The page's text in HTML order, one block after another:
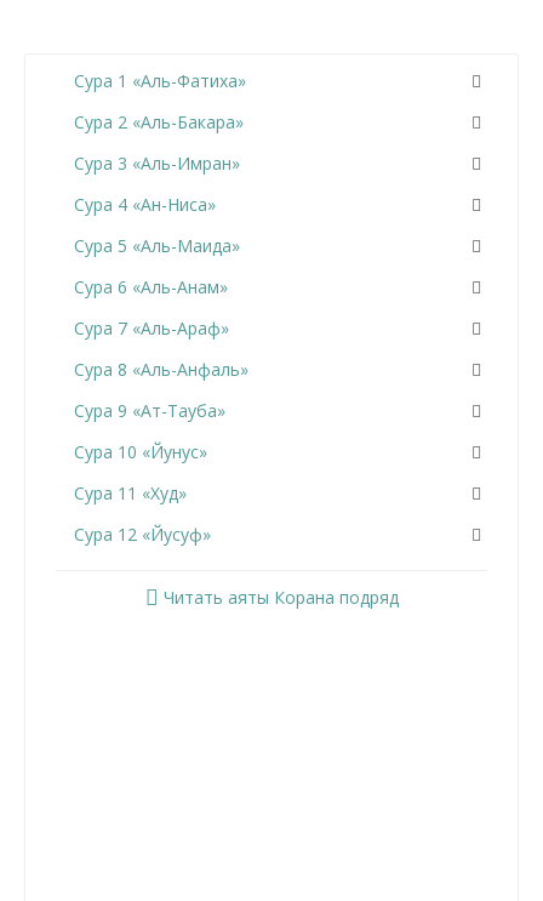
Сура 1 «Аль-Фатиха»
Сура 2 «Аль-Бакара»
Сура 3 «Аль-Имран»
Сура 4 «Ан-Ниса»
Сура 5 «Аль-Маида»
Сура 6 «Аль-Анам»
Сура 7 «Аль-Араф»
Сура 8 «Аль-Анфаль»
Сура 9 «Ат-Тауба»
Сура 10 «Йунус»
Сура 11 «Худ»
Сура 12 «Йусуф»
Читать аяты Корана подряд